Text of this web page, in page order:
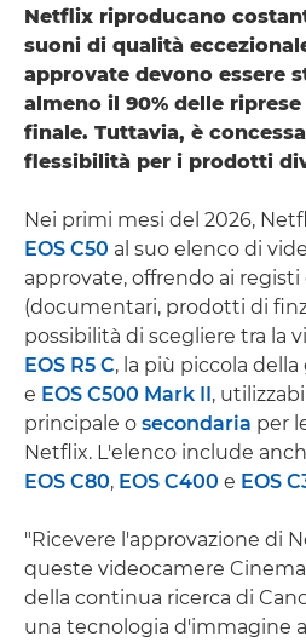
Netflix riproducano
suoni di qualità
approvate devono essere
almeno il 90% delle
finale. Tuttavia, è
flessibilità per i prodotti
Nei primi mesi del 2026,
EOS C50 al suo elenco di
approvate, offrendo ai
(documentari, prodotti di
possibilità di scegliere tra la
EOS R5 C, la più piccola
e EOS C500 Mark II,
principale o secondaria per
Netflix. L'elenco include
EOS C80, EOS C400 e EOS
"Ricevere l'approvazione di
queste videocamere
della continua ricerca di
una tecnologia d'immagine